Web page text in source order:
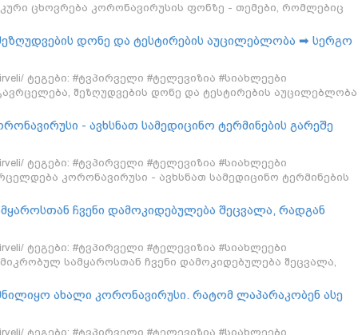
ცხოვრება კორონავირუსის ფონზე - თემები, რომლებიც
საქართველოს შიდა პოლიტიკისთვის
დონე და ტესტირების აუცილებლობა ➡ სერგო
ტეგები: #ტვპირველი #ტელევიზია #სიახლეები
შეზღუდვების დონე და ტესტირების
- ავხსნათ სამედიცინო ტერმინების გარეშე
ტეგები: #ტვპირველი #ტელევიზია #სიახლეები
კორონავირუსი - ავხსნათ სამედიცინო ტერმინების
ჩვენი დამოკიდებულება შეცვალა, რადგან
თორემ ყოველწლიურად არის გრიპის
არასდროს არაფრად ვაგდებდით ➡ ვირუსოლოგი ნინო
ტეგები: #ტვპირველი #ტელევიზია #სიახლეები
სამყაროსთან ჩვენი დამოკიდებულება შეცვალა,
არასდროს არაფრად ვაგდებდით ➡ ვირუსოლოგი
პოლიტიკაში"
ახალი კორონავირუსი. რატომ ლაპარაკობენ ასე
ეპიდემიოლოგი ოთარ ჩოკოშვილი "ხალხის პოლიტიკაში"
ტეგები: #ტვპირველი #ტელევიზია #სიახლეები